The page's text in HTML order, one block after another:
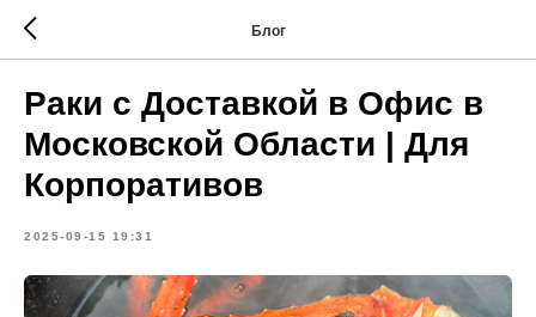
Блог
Раки с Доставкой в Офис в
Московской Области | Для
Корпоративов
2025-09-15 19:31